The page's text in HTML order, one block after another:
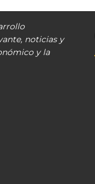
noticias y
y la